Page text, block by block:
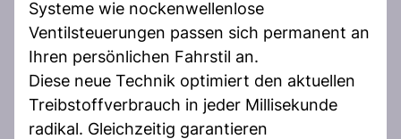
Systeme wie nockenwellenlose
Ventilsteuerungen passen sich permanent an
Ihren persönlichen Fahrstil an.
Diese neue Technik optimiert den aktuellen
Treibstoffverbrauch in jeder Millisekunde
radikal. Gleichzeitig garantieren